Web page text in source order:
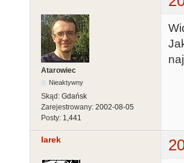
Atarowiec
Nieaktywny
Skąd: Gdańsk
Zarejestrowany: 2002-08-05
Posty: 1,441
larek